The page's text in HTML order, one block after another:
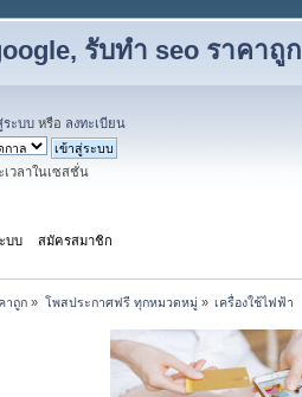
รับทำ seo ราคาถูก
ระบบ หรือ ลงทะเบียน
วลาในเซสชั่น
บบ สมัครสมาชิก
าถูก » โพสประกาศฟรี ทุกหมวดหมู่» เครื่องใช้ไฟฟ้า